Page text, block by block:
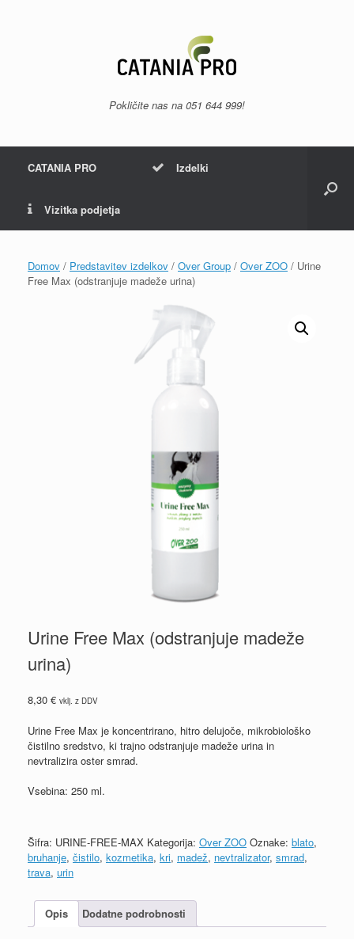
Pokličite nas na 051 644 999!
CATANIA PRO Izdelki
Vizitka podjetja
Domov / Predstavitev izdelkov / Over Group / Over ZOO / Urine
Free Max (odstranjuje madeže urina)
Urine Free Max (odstranjuje madeže
urina)
8,30 € vklj. z DDV
Urine Free Max je koncentrirano, hitro delujoče, mikrobiološko
čistilno sredstvo, ki trajno odstranjuje madeže urina in
nevtralizira oster smrad.
Vsebina: 250 ml.
Šifra: URINE-FREE-MAX Kategorija: Over ZOO Oznake: blato,
bruhanje, čistilo, kozmetika, kri, madež, nevtralizator, smrad,
trava, urin
Opis Dodatne podrobnosti